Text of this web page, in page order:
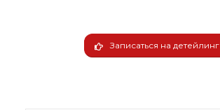
Записаться на детейлинг